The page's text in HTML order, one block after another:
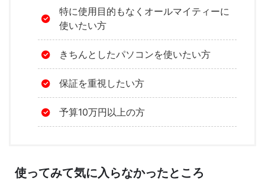
特に使用目的もなくオールマイティーに
使いたい方
きちんとしたパソコンを使いたい方
保証を重視したい方
予算10万円以上の方
使ってみて気に入らなかったところ